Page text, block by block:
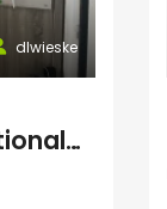
dlwieske
Ruime kamer dichtbij Nationale Bank